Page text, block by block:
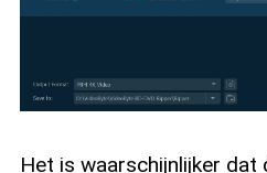
Het is waarschijnlijker dat